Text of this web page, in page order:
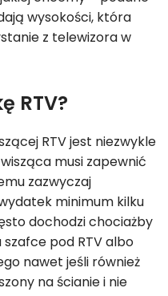
wysokości, która
z telewizora w
RTV?
RTV jest niezwykle
musi zapewnić
zazwyczaj
minimum kilku
dochodzi chociażby
pod RTV albo
nawet jeśli również
na ścianie i nie